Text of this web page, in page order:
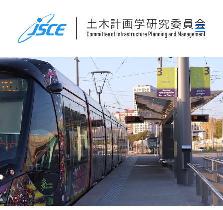
ホーム
委員会概要
研究発表会
論文集・刊行物
行事案内
表彰
災害関連調査情報
リンク